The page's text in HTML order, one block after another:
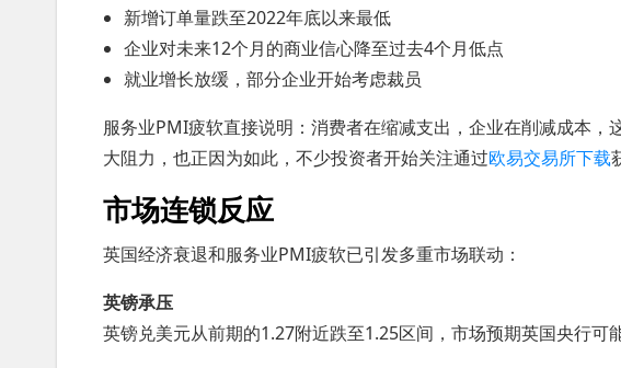
新增订单量跌至2022年底以来最低
企业对未来12个月的商业信心降至过去4个月低点
就业增长放缓，部分企业开始考虑裁员
服务业PMI疲软直接说明：消费者在缩减支出，企业在削减成本，
大阻力，也正因为如此，不少投资者开始关注通过欧易交易所下载
市场连锁反应
英国经济衰退和服务业PMI疲软已引发多重市场联动：
英镑承压
英镑兑美元从前期的1.27附近跌至1.25区间，市场预期英国央行可